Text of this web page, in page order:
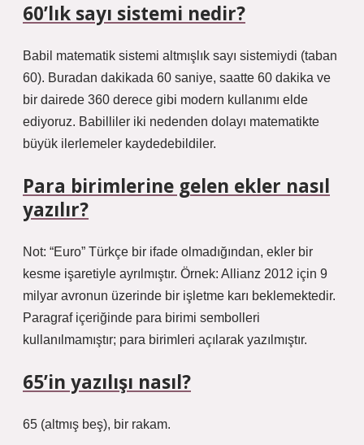
60’lık sayı sistemi nedir?
Babil matematik sistemi altmışlık sayı sistemiydi (taban
60). Buradan dakikada 60 saniye, saatte 60 dakika ve
bir dairede 360 ​​derece gibi modern kullanımı elde
ediyoruz. Babilliler iki nedenden dolayı matematikte
büyük ilerlemeler kaydedebildiler.
Para birimlerine gelen ekler nasıl
yazılır?
Not: “Euro” Türkçe bir ifade olmadığından, ekler bir
kesme işaretiyle ayrılmıştır. Örnek: Allianz 2012 için 9
milyar avronun üzerinde bir işletme karı beklemektedir.
Paragraf içeriğinde para birimi sembolleri
kullanılmamıştır; para birimleri açılarak yazılmıştır.
65’in yazılışı nasıl?
65 (altmış beş), bir rakam.